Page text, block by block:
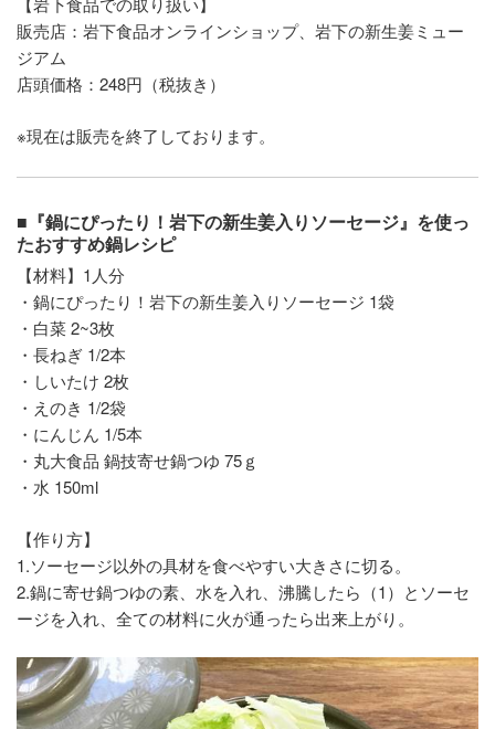
販売店：岩下食品オンラインショップ、岩下の新生姜ミュー
ジアム
店頭価格：248円（税抜き）
※現在は販売を終了しております。
■『鍋にぴったり！岩下の新生姜入りソーセージ』を使っ
たおすすめ鍋レシピ
【材料】1人分
・鍋にぴったり！岩下の新生姜入りソーセージ 1袋
・白菜 2~3枚
・長ねぎ 1/2本
・しいたけ 2枚
・えのき 1/2袋
・にんじん 1/5本
・丸大食品 鍋技寄せ鍋つゆ 75ｇ
・水 150ml
【作り方】
1.ソーセージ以外の具材を食べやすい大きさに切る。
2.鍋に寄せ鍋つゆの素、水を入れ、沸騰したら（1）とソーセ
ージを入れ、全ての材料に火が通ったら出来上がり。